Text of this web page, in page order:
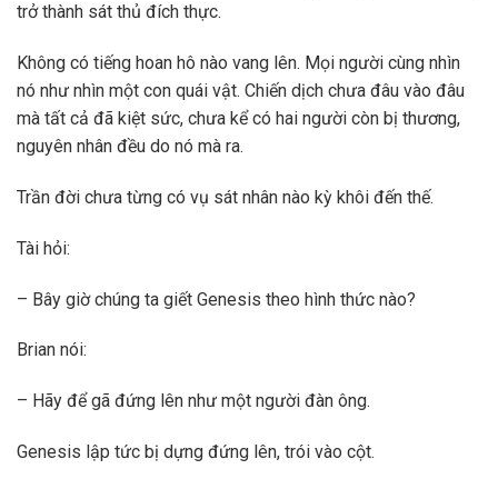
trở thành sát thủ đích thực.
Không có tiếng hoan hô nào vang lên. Mọi người cùng nhìn
nó như nhìn một con quái vật. Chiến dịch chưa đâu vào đâu
mà tất cả đã kiệt sức, chưa kể có hai người còn bị thương,
nguyên nhân đều do nó mà ra.
Trần đời chưa từng có vụ sát nhân nào kỳ khôi đến thế.
Tài hỏi:
– Bây giờ chúng ta giết Genesis theo hình thức nào?
Brian nói:
– Hãy để gã đứng lên như một người đàn ông.
Genesis lập tức bị dựng đứng lên, trói vào cột.